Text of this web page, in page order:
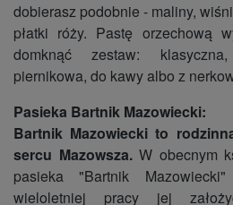
dobierasz podobnie - maliny,
płatki róży. Pastę orzechową
domknąć zestaw:
piernikowa, do kawy albo z
Pasieka Bartnik Mazowiecki:
Bartnik Mazowiecki to
sercu Mazowsza.W obecnym
pasieka "Bartnik
wieloletniej pracy jej